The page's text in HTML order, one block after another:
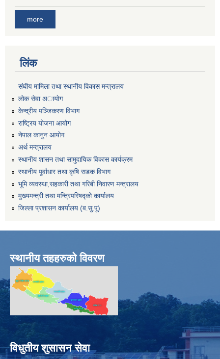
more
लिंक
संघीय मामिला तथा स्थानीय विकास मन्त्रालय
लोक सेवा अायाेग
केन्द्रीय पञ्जिकरण विभाग
राष्ट्रिय योजना आयोग
नेपाल कानुन आयोग
अर्थ मन्त्रालय
स्थानीय शासन तथा सामुदायिक विकास कार्यक्रम
स्थानीय पूर्वाधार तथा कृषि सडक विभाग
भूमि व्यवस्था,सहकारी तथा गरिबी निवारण मन्त्रालय
मुख्यमन्त्री तथा मन्त्रिपरिषद्को कार्यालय
जिल्ला प्रशासन कार्यालय (ब.सु.पू)
स्थानीय तहहरुको विवरण
विधुतीय शुसासन सेवा